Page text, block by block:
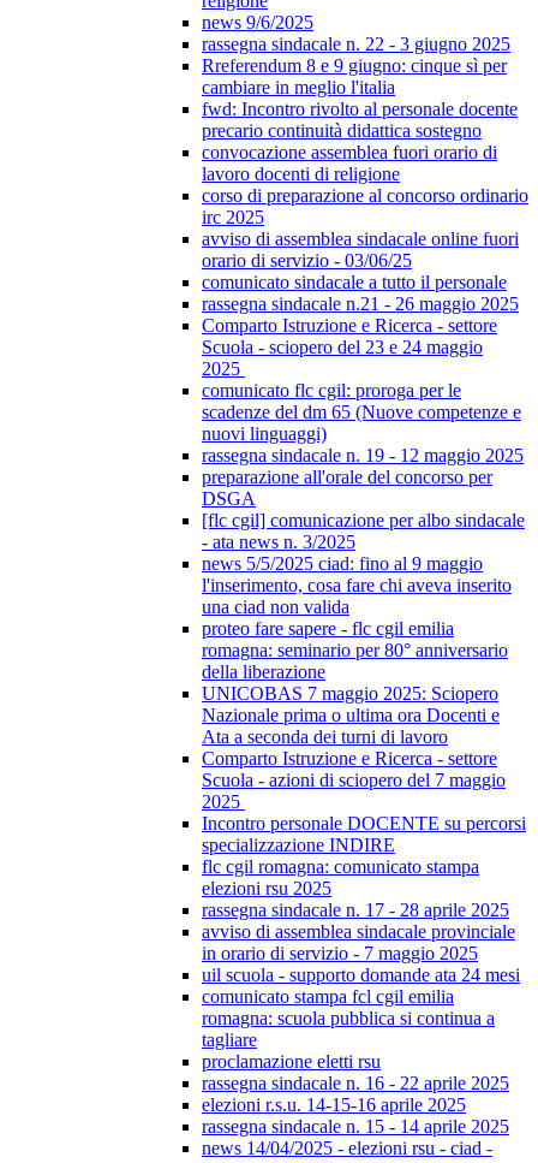
news 9/6/2025
rassegna sindacale n. 22 - 3 giugno 2025
Rreferendum 8 e 9 giugno: cinque sì per
cambiare in meglio l'italia
fwd: Incontro rivolto al personale docente
precario continuità didattica sostegno
convocazione assemblea fuori orario di
lavoro docenti di religione
corso di preparazione al concorso ordinario
irc 2025
avviso di assemblea sindacale online fuori
orario di servizio - 03/06/25
comunicato sindacale a tutto il personale
rassegna sindacale n.21 - 26 maggio 2025
Comparto Istruzione e Ricerca - settore
Scuola - sciopero del 23 e 24 maggio
2025
comunicato flc cgil: proroga per le
scadenze del dm 65 (Nuove competenze e
nuovi linguaggi)
rassegna sindacale n. 19 - 12 maggio 2025
preparazione all'orale del concorso per
DSGA
[flc cgil] comunicazione per albo sindacale
- ata news n. 3/2025
news 5/5/2025 ciad: fino al 9 maggio
l'inserimento, cosa fare chi aveva inserito
una ciad non valida
proteo fare sapere - flc cgil emilia
romagna: seminario per 80° anniversario
della liberazione
UNICOBAS 7 maggio 2025: Sciopero
Nazionale prima o ultima ora Docenti e
Ata a seconda dei turni di lavoro
Comparto Istruzione e Ricerca - settore
Scuola - azioni di sciopero del 7 maggio
2025
Incontro personale DOCENTE su percorsi
specializzazione INDIRE
flc cgil romagna: comunicato stampa
elezioni rsu 2025
rassegna sindacale n. 17 - 28 aprile 2025
avviso di assemblea sindacale provinciale
in orario di servizio - 7 maggio 2025
uil scuola - supporto domande ata 24 mesi
comunicato stampa fcl cgil emilia
romagna: scuola pubblica si continua a
tagliare
proclamazione eletti rsu
rassegna sindacale n. 16 - 22 aprile 2025
elezioni r.s.u. 14-15-16 aprile 2025
rassegna sindacale n. 15 - 14 aprile 2025
news 14/04/2025 - elezioni rsu - ciad -